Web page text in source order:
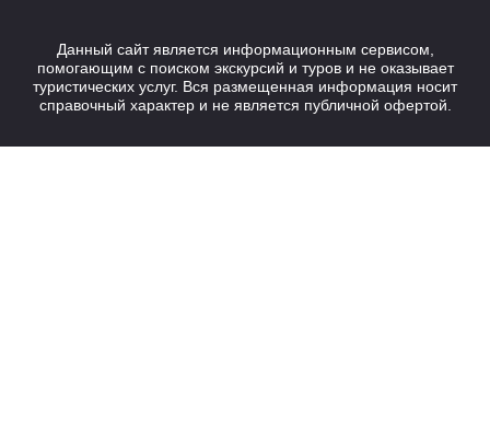
Данный сайт является информационным сервисом,
помогающим с поиском экскурсий и туров и не оказывает
туристических услуг. Вся размещенная информация носит
справочный характер и не является публичной офертой.